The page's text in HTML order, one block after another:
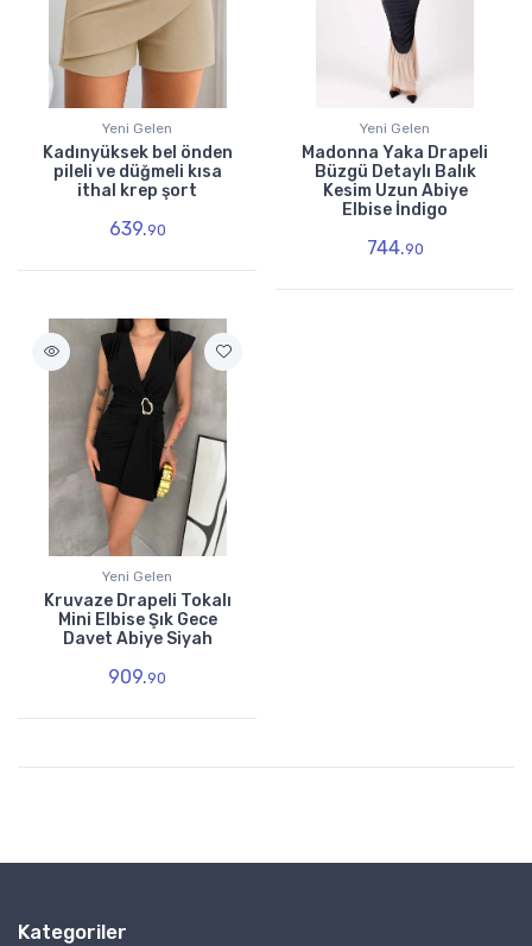
Yeni Gelen
Kadınyüksek bel önden
pileli ve düğmeli kısa
ithal krep şort
639.90
Yeni Gelen
Madonna Yaka Drapeli
Büzgü Detaylı Balık
Kesim Uzun Abiye
Elbise İndigo
744.90
Yeni Gelen
Kruvaze Drapeli Tokalı
Mini Elbise Şık Gece
Davet Abiye Siyah
909.90
Kategoriler